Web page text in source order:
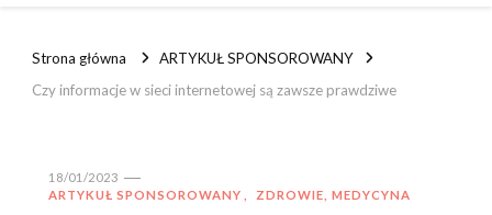
Strona główna
ARTYKUŁ SPONSOROWANY
Czy informacje w sieci internetowej są zawsze prawdziwe
18/01/2023
ARTYKUŁ SPONSOROWANY
ZDROWIE, MEDYCYNA